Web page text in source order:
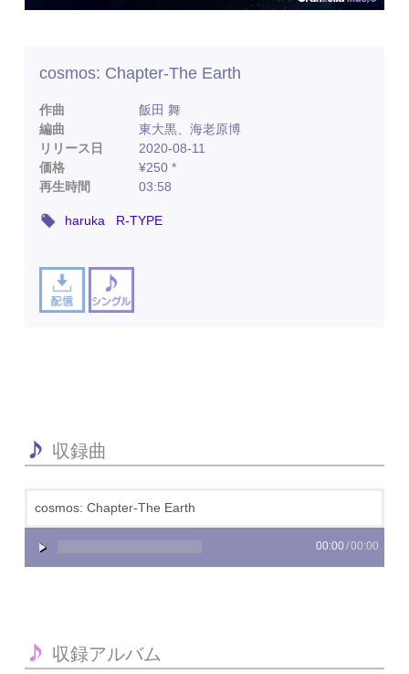
cosmos: Chapter-The Earth
作曲
飯田 舞
編曲
東大黒、海老原博
リリース日
2020-08-11
価格
¥250 *
再生時間
03:58
haruka R-TYPE
収録曲
cosmos: Chapter-The Earth
00:00 /00:00
収録アルバム